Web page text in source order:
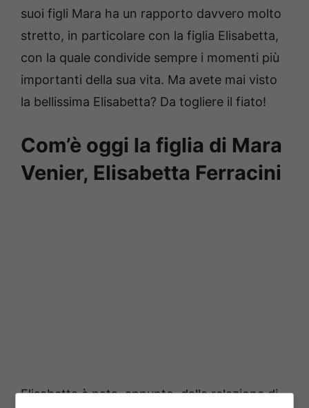
suoi figli Mara ha un rapporto davvero molto
stretto, in particolare con la figlia Elisabetta,
con la quale condivide sempre i momenti più
importanti della sua vita. Ma avete mai visto
la bellissima Elisabetta? Da togliere il fiato!
Com’è oggi la figlia di Mara
Venier, Elisabetta Ferracini
Elisabetta è nata, appunto, dalla relazione di